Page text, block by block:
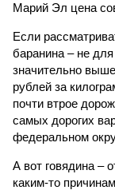
Марий Эл цена
Если
баранина – не
значительно
рублей за
почти втрое
самых дорогих
федеральном
А вот говядина –
каким-то